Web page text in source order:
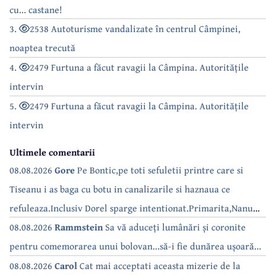
cu... castane!
3.
2538 Autoturisme vandalizate în centrul Câmpinei,
noaptea trecută
4.
2479 Furtuna a făcut ravagii la Câmpina. Autoritățile
intervin
5.
2479 Furtuna a făcut ravagii la Câmpina. Autoritățile
intervin
Ultimele comentarii
08.08.2026 GorePe Bontic,pe toti sefuletii printre care si
Tiseanu i as baga cu botu in canalizarile si haznaua ce
refuleaza.Inclusiv Dorel sparge intentionat.Primarita,Nanu
bea apa de la robinet.Asta as intreba o si pe Izabel Mitrea
08.08.2026 RammsteinSa vă aduceți lumânări și coronite
pentru comemorarea unui bolovan...să-i fie dunărea ușoară...
08.08.2026 CarolCat mai acceptati aceasta mizerie de la